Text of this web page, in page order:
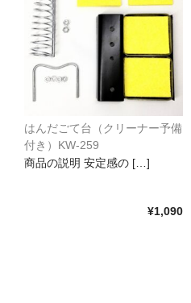
はんだごて台（クリーナー予備
付き）KW-259
商品の説明 安定感の […]
¥1,090